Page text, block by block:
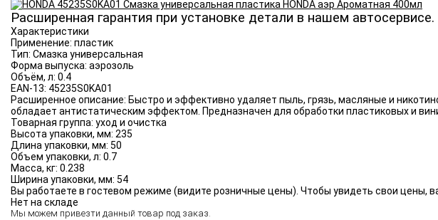
Расширенная гарантия при установке детали в нашем автосервисе.
Характеристики
Применение: пластик
Тип: Смазка универсальная
Форма выпуска: аэрозоль
Объём, л: 0.4
EAN-13: 45235S0KA01
Расширенное описание: Быстро и эффективно удаляет пыль, грязь, масляные и
обладает антистатическим эффектом. Предназначен для обработки пластиковых и
Товарная группа: уход и очистка
Высота упаковки, мм: 235
Длина упаковки, мм: 50
Объем упаковки, л: 0.7
Масса, кг: 0.238
Ширина упаковки, мм: 54
Вы работаете в гостевом режиме (видите розничные цены). Чтобы увидеть свои цены,
Нет на складе
Мы можем привезти данный товар под заказ.